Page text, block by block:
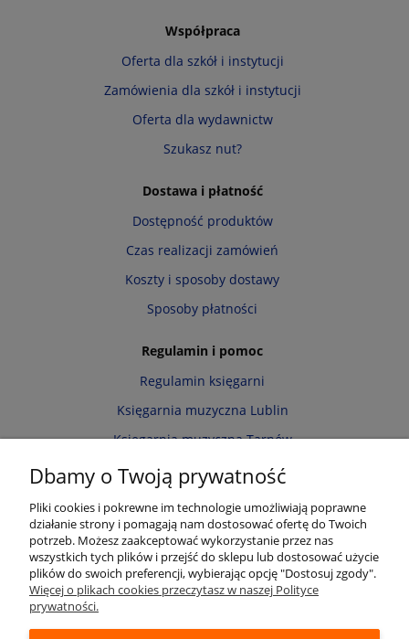
Współpraca
Oferta dla szkół i instytucji
Zamówienia dla szkół i instytucji
Oferta dla wydawnictw
Szukasz nut?
Dostawa i płatność
Dostępność produktów
Czas realizacji zamówień
Koszty i sposoby dostawy
Sposoby płatności
Regulamin i pomoc
Regulamin księgarni
Księgarnia muzyczna Lublin
Księgarnia muzyczna Tarnów
Informacja o cookies
Zwroty i reklamacje
Moje konto
Twoje zamówienia
Przechowalnia
Dbamy o Twoją prywatność
Pliki cookies i pokrewne im technologie umożliwiają poprawne
działanie strony i pomagają nam dostosować ofertę do Twoich
potrzeb. Możesz zaakceptować wykorzystanie przez nas
wszystkich tych plików i przejść do sklepu lub dostosować użycie
plików do swoich preferencji, wybierając opcję "Dostosuj zgody".
Więcej o plikach cookies przeczytasz w naszej Polityce
prywatności.